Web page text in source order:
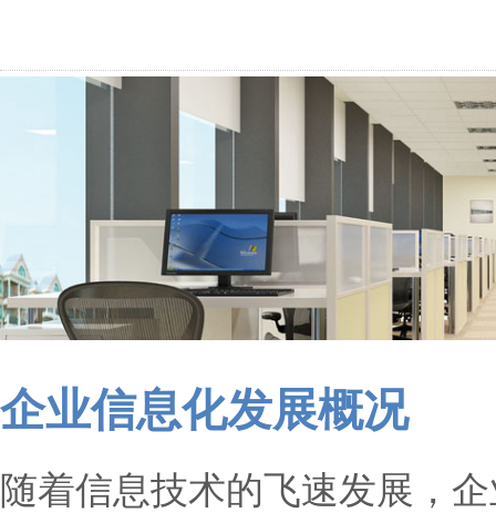
企业信息化发展概况
随着信息技术的飞速发展，